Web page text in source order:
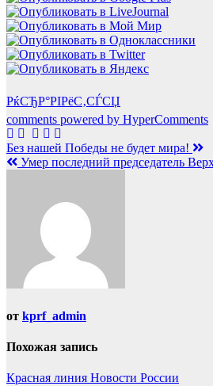
РќСЂР°РІРёС‚СЃСЏ
comments powered by HyperComments
Навигация
по
Без нашей Победы не будет мира!
Умер последний председатель
от kprf_admin
Похожая запись
Красная линия Новости России